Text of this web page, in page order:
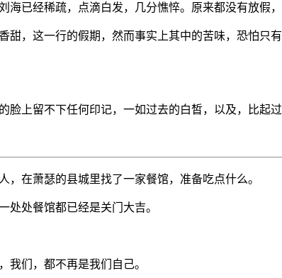
已经稀疏，点滴白发，几分憔悴。原来都没有放假，
，这一行的假期，然而事实上其中的苦味，恐怕只
上留不下任何印记，一如过去的白皙，以及，比起
在萧瑟的县城里找了一家餐馆，准备吃点什么。
处处餐馆都已经是关门大吉。
我们，都不再是我们自己。